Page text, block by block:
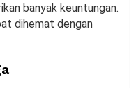
banyak keuntungan.
dihemat dengan